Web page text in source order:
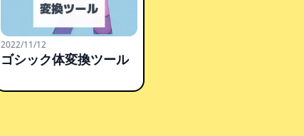
2022/11/12
ゴシック体変換ツール